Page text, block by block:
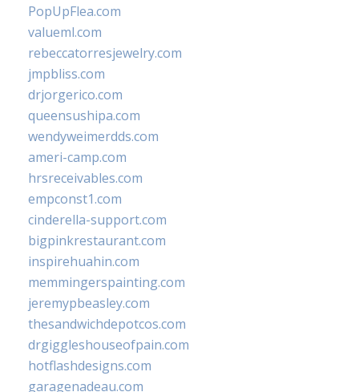
PopUpFlea.com
valueml.com
rebeccatorresjewelry.com
jmpbliss.com
drjorgerico.com
queensushipa.com
wendyweimerdds.com
ameri-camp.com
hrsreceivables.com
empconst1.com
cinderella-support.com
bigpinkrestaurant.com
inspirehuahin.com
memmingerspainting.com
jeremypbeasley.com
thesandwichdepotcos.com
drgiggleshouseofpain.com
hotflashdesigns.com
garagenadeau.com